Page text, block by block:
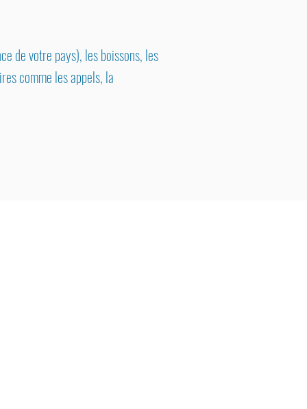
de votre pays), les boissons, les
comme les appels, la